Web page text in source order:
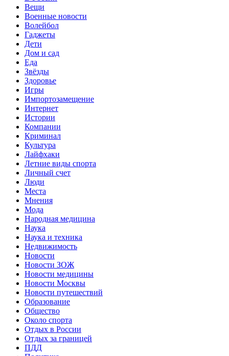
Вещи
Военные новости
Волейбол
Гаджеты
Дети
Дом и сад
Еда
Звёзды
Здоровье
Игры
Импортозамещение
Интернет
Истории
Компании
Криминал
Культура
Лайфхаки
Летние виды спорта
Личный счет
Люди
Места
Мнения
Мода
Народная медицина
Наука
Наука и техника
Недвижимость
Новости
Новости ЗОЖ
Новости медицины
Новости Москвы
Новости путешествий
Образование
Общество
Около спорта
Отдых в России
Отдых за границей
ПДД